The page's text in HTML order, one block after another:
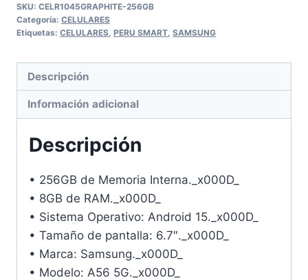
SKU: CELR1045GRAPHITE-256GB
Categoría: CELULARES
Etiquetas: CELULARES PERU SMART SAMSUNG
Descripción
Información adicional
Descripción
• 256GB de Memoria Interna._x000D_
• 8GB de RAM._x000D_
• Sistema Operativo: Android 15._x000D_
• Tamaño de pantalla: 6.7″._x000D_
• Marca: Samsung._x000D_
• Modelo: A56 5G._x000D_